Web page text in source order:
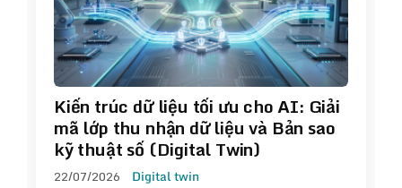
Kiến trúc dữ liệu tối ưu cho AI: Giải
mã lớp thu nhận dữ liệu và Bản sao
kỹ thuật số (Digital Twin)
22/07/2026 Digital twin